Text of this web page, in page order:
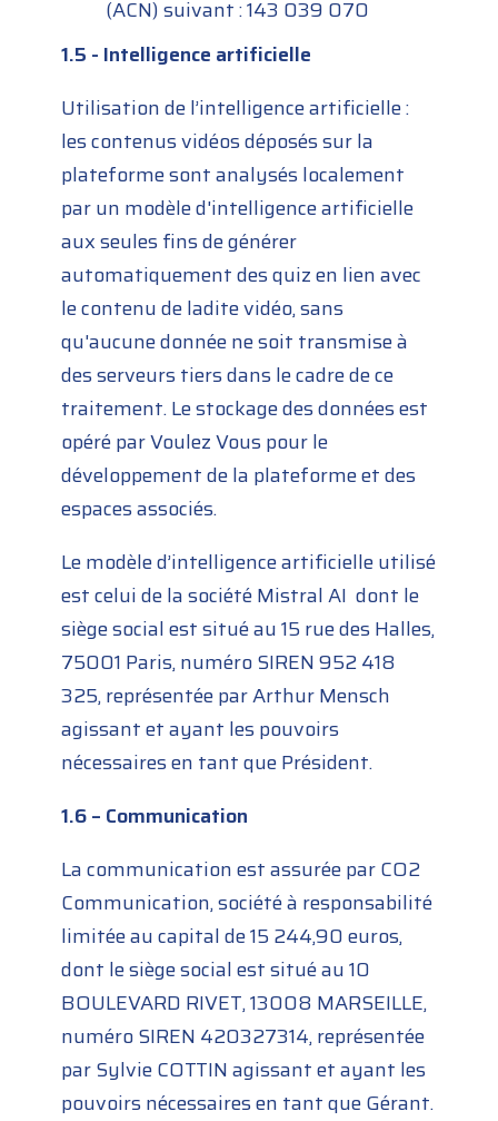
(ACN) suivant : 143 039 070
1.5 - Intelligence artificielle
Utilisation de l’intelligence artificielle :
les contenus vidéos déposés sur la
plateforme sont analysés localement
par un modèle d'intelligence artificielle
aux seules fins de générer
automatiquement des quiz en lien avec
le contenu de ladite vidéo, sans
qu'aucune donnée ne soit transmise à
des serveurs tiers dans le cadre de ce
traitement. Le stockage des données est
opéré par Voulez Vous pour le
développement de la plateforme et des
espaces associés.
Le modèle d’intelligence artificielle utilisé
est celui de la société Mistral AI dont le
siège social est situé au 15 rue des Halles,
75001 Paris, numéro SIREN 952 418
325, représentée par Arthur Mensch
agissant et ayant les pouvoirs
nécessaires en tant que Président.
1.6 – Communication
La communication est assurée par CO2
Communication, société à responsabilité
limitée au capital de 15 244,90 euros,
dont le siège social est situé au 10
BOULEVARD RIVET, 13008 MARSEILLE,
numéro SIREN 420327314, représentée
par Sylvie COTTIN agissant et ayant les
pouvoirs nécessaires en tant que Gérant.